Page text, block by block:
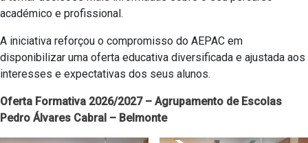
académico e profissional.
A iniciativa reforçou o compromisso do AEPAC em
disponibilizar uma oferta educativa diversificada e ajustada aos
interesses e expectativas dos seus alunos.
Oferta Formativa 2026/2027 – Agrupamento de Escolas
Pedro Álvares Cabral – Belmonte